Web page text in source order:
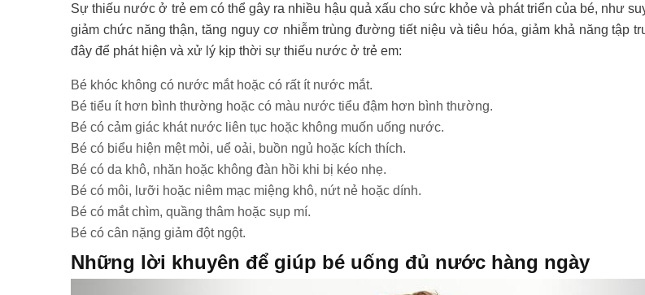
Sự thiếu nước ở trẻ em có thể gây ra nhiều hậu quả xấu cho sức khỏe và phát triển của bé, như
giảm chức năng thận, tăng nguy cơ nhiễm trùng đường tiết niệu và tiêu hóa, giảm khả năng tập
đây để phát hiện và xử lý kịp thời sự thiếu nước ở trẻ em:
Bé khóc không có nước mắt hoặc có rất ít nước mắt.
Bé tiểu ít hơn bình thường hoặc có màu nước tiểu đậm hơn bình thường.
Bé có cảm giác khát nước liên tục hoặc không muốn uống nước.
Bé có biểu hiện mệt mỏi, uể oải, buồn ngủ hoặc kích thích.
Bé có da khô, nhăn hoặc không đàn hồi khi bị kéo nhẹ.
Bé có môi, lưỡi hoặc niêm mạc miệng khô, nứt nẻ hoặc dính.
Bé có mắt chìm, quầng thâm hoặc sụp mí.
Bé có cân nặng giảm đột ngột.
Những lời khuyên để giúp bé uống đủ nước hàng ngày